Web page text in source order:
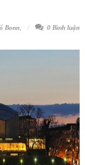
Bonn, 0 Bình luận